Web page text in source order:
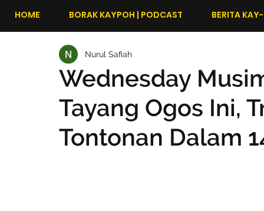
HOME BORAK KAYPOH | PODCAST BERITA
Wednesday
Tayang Ogos Ini,
Tontonan Dalam
Nurul Safiah